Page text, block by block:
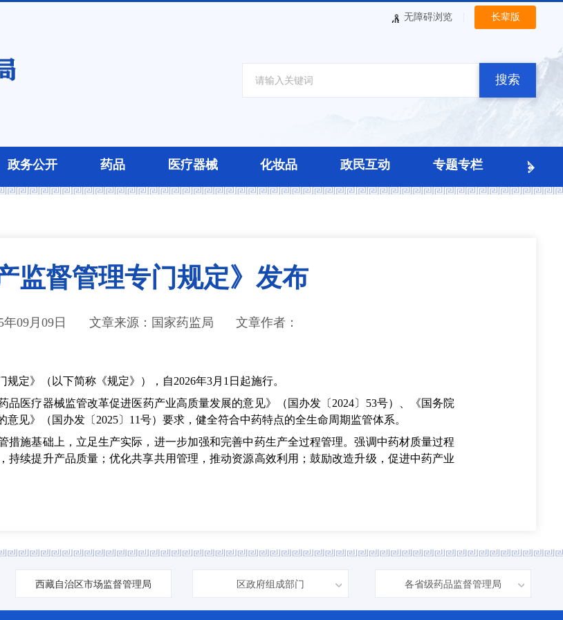
无障碍浏览 长辈版
搜索
政务公开 药品 医疗器械 化妆品 政民互动 专题专栏
监督管理专门规定》发布
09月09日 文章来源：国家药监局 文章作者：
》（以下简称《规定》），自2026年3月1日起施行。
医疗器械监管改革促进医药产业高质量发展的意见》（国办发〔2024〕53号）、《国务院
见》（国办发〔2025〕11号）要求，健全符合中药特点的全生命周期监管体系。
施基础上，立足生产实际，进一步加强和完善中药生产全过程管理。强调中药材质量过程
持续提升产品质量；优化共享共用管理，推动资源高效利用；鼓励改造升级，促进中药产业
西藏自治区市场监督管理局 区政府组成部门 各省级药品监督管理局